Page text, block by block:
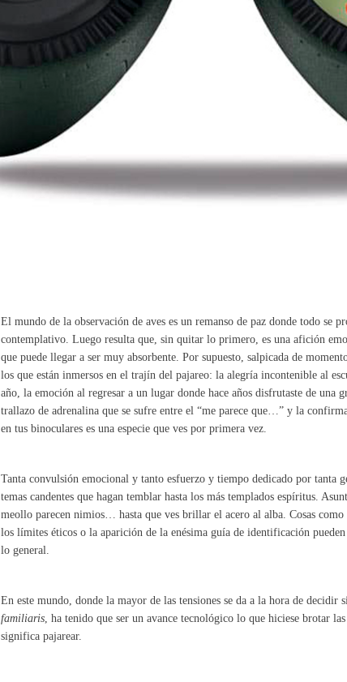
El mundo de la observación de aves es un remanso de paz donde todo se
contemplativo. Luego resulta que, sin quitar lo primero, es una afición
que puede llegar a ser muy absorbente. Por supuesto, salpicada de
los que están inmersos en el trajín del pajareo: la alegría incontenible al
año, la emoción al regresar a un lugar donde hace años disfrutaste de una
trallazo de adrenalina que se sufre entre el “me parece que…” y la
en tus binoculares es una especie que ves por primera vez.
Tanta convulsión emocional y tanto esfuerzo y tiempo dedicado por tanta
temas candentes que hagan temblar hasta los más templados espíritus.
meollo parecen nimios… hasta que ves brillar el acero al alba. Cosas como
los límites éticos o la aparición de la enésima guía de identificación
lo general.
En este mundo, donde la mayor de las tensiones se da a la hora de decidir
familiaris, ha tenido que ser un avance tecnológico lo que hiciese brotar
significa pajarear.